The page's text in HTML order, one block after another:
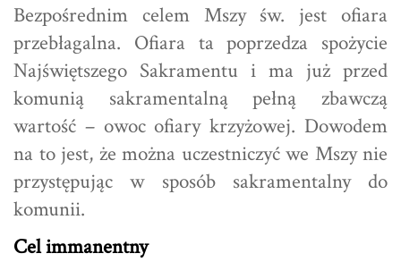
Bezpośrednim celem Mszy św. jest ofiara
przebłagalna. Ofiara ta poprzedza spożycie
Najświętszego Sakramentu i ma już przed
komunią sakramentalną pełną zbawczą
wartość – owoc ofiary krzyżowej. Dowodem
na to jest, że można uczestniczyć we Mszy nie
przystępując w sposób sakramentalny do
komunii.
Cel immanentny